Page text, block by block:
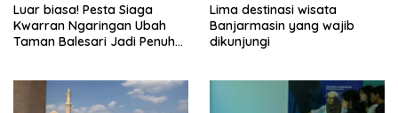
Luar biasa! Pesta Siaga
Kwarran Ngaringan Ubah
Taman Balesari Jadi Penuh
Lima destinasi wisata
Banjarmasin yang wajib
dikunjungi